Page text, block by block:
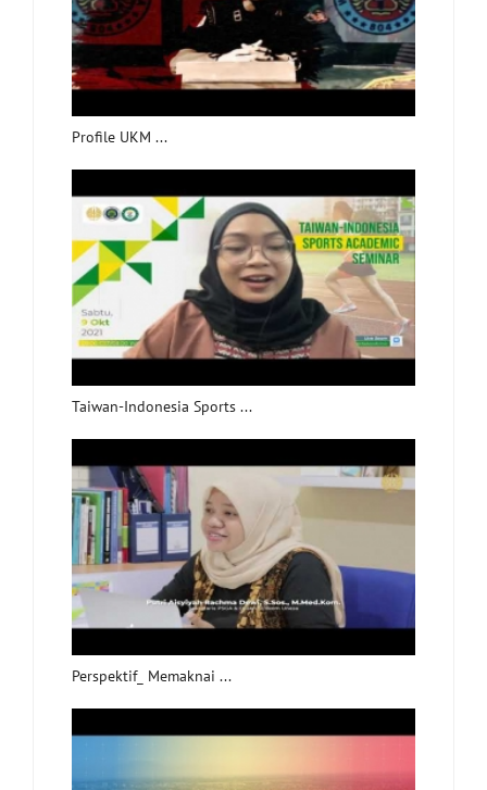
Profile UKM ...
Taiwan-Indonesia Sports ...
Perspektif_ Memaknai ...